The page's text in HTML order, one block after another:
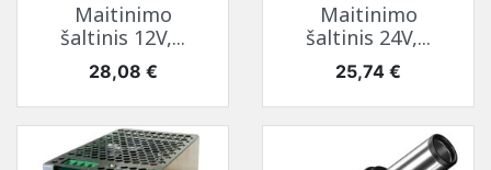
Maitinimo
šaltinis 12V,...
Kaina
28,08 €
Maitinimo
šaltinis 24V,...
Kaina
25,74 €